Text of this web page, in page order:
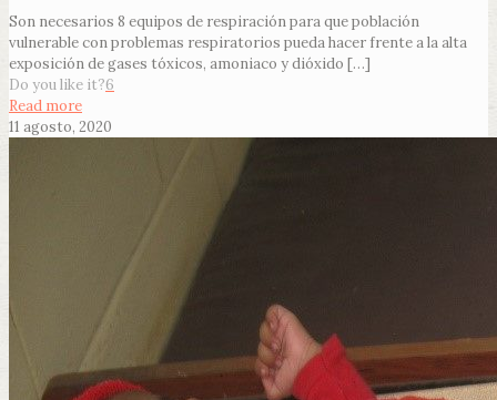
Son necesarios 8 equipos de respiración para que población
vulnerable con problemas respiratorios pueda hacer frente a la alta
exposición de gases tóxicos, amoniaco y dióxido […]
Do you like it?6
Read more
11 agosto, 2020